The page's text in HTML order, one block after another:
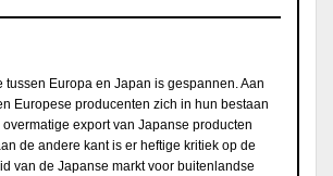
tussen Europa en Japan is gespannen. Aan
Europese producenten zich in hun bestaan
export van Japanse producten
de andere kant is er heftige kritiek op de
van de Japanse markt voor buitenlandse